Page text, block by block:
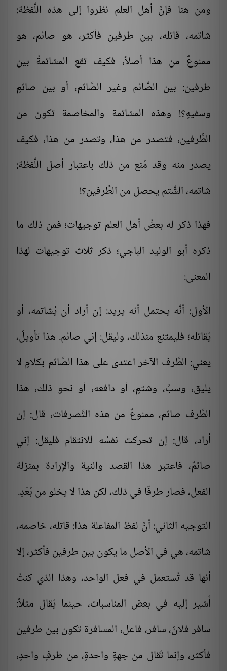
ومن هنا فإنَّ أهل العلم نظروا إلى هذه اللَّفظة:
شاتمه، قاتله، بين طرفين فأكثر، هو صائم، هو
ممنوعٌ من هذا أصلاً، فكيف تقع المشاتمةُ بين
طرفين: بين الصَّائم وغير الصَّائم، أو بين صائمٍ
وسفيهٍ؟! وهذه المشاتمة والمخاصمة تكون من
الطَّرفين، فتصدر من هذا، وتصدر من هذا، فكيف
يصدر منه وقد مُنع من ذلك باعتبار أصل اللَّفظة:
شاتمه، الشَّتم يحصل من الطَّرفين؟!
فهذا ذكر له بعضُ أهل العلم توجيهات؛ فمن ذلك ما
ذكره أبو الوليد الباجي؛ ذكر ثلاث توجيهات لهذا
المعنى:
الأول: أنَّه يحتمل أنه يريد: إن أراد أن يُشاتمه، أو
يُقاتله؛ فليمتنع منذلك، وليقل: إني صائم. هذا تأويلٌ،
يعني: الطَّرف الآخر اعتدى على هذا الصَّائم بكلامٍ لا
يليق، وسبٍّ، وشتمٍ، أو دافعه، أو نحو ذلك، هذا
الطَّرف صائم، ممنوعٌ من هذه التَّصرفات، قال: إن
أراد، قال: إن تحركت نفسُه للانتقام فليقل: إني
صائمٌ، فاعتبر هذا القصد والنية والإرادة بمنزلة
الفعل، فصار طرفًا في ذلك، لكن هذا لا يخلو من بُعْدٍ.
التوجيه الثاني: أنَّ لفظ المفاعلة هذا: قاتله، خاصمه،
شاتمه، هي في الأصل ما يكون بين طرفين فأكثر، إلا
أنها قد تُستعمل في فعل الواحد، وهذا الذي كنتُ
أُشير إليه في بعض المناسبات، حينما يُقال مثلاً:
سافر فلانٌ، سافر، فاعل، المسافرة تكون بين طرفين
فأكثر، وإنما تُقال من جهةٍ واحدةٍ، من طرفٍ واحدٍ،